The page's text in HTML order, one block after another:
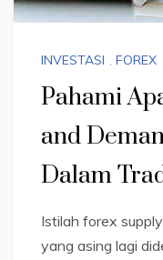
INVESTASI , FOREX
Pahami
and
Dalam
Istilah forex
yang asing lagi